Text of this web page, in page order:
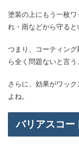
塗装の上にもう一枚
れ・雨などから守ると
つまり、コーティン
ら全く問題ないと言う
さらに、効果がワッ
よね。
バリアスコー